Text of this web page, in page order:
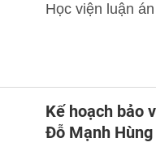
Học viện luận
Kế hoạch bảo
Đỗ Mạnh Hùng